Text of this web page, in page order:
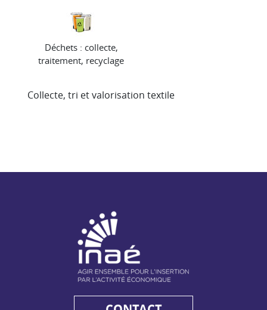
Déchets : collecte,
traitement, recyclage
Collecte, tri et valorisation textile
- Agir ensemble pour l'insertion par l'activité